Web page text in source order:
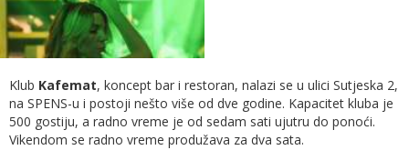
Klub Kafemat, koncept bar i restoran, nalazi se u ulici Sutjeska 2,
na SPENS-u i postoji nešto više od dve godine. Kapacitet kluba je
500 gostiju, a radno vreme je od sedam sati ujutru do ponoći.
Vikendom se radno vreme produžava za dva sata.